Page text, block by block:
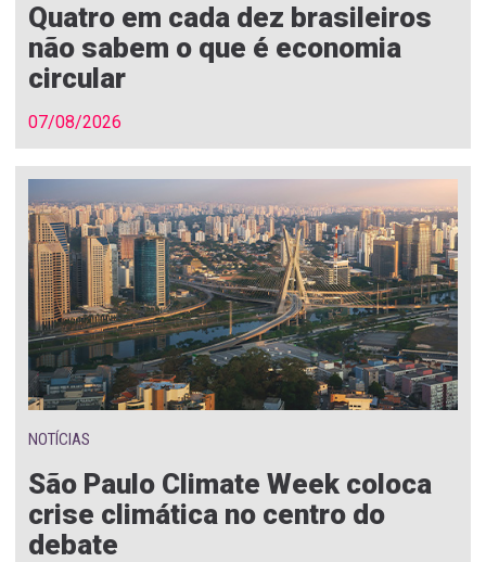
Quatro em cada dez brasileiros
não sabem o que é economia
circular
07/08/2026
NOTÍCIAS
São Paulo Climate Week coloca
crise climática no centro do
debate